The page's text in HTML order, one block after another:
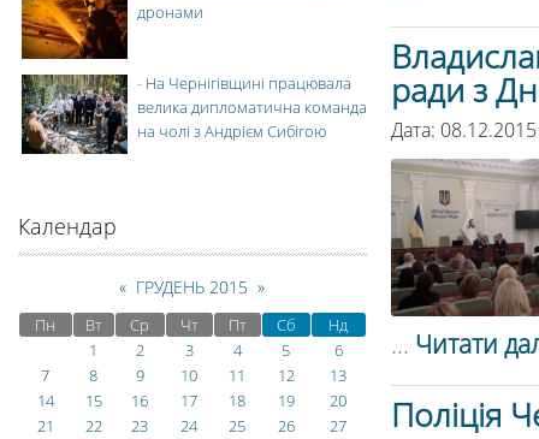
ради з
Дата:
... Читати
Поліція
дронами
- На Чернігівщині працювала
велика дипломатична команда
на чолі з Андрієм Сибігою
Календар
« ГРУДЕНЬ 2015 »
Пн Вт Ср Чт Пт Сб
Нд
1
2 3 4 5
6
7
8 9 10 11 12
13
14
15 16 17 18 19
20
21
22 23 24 25 26
27